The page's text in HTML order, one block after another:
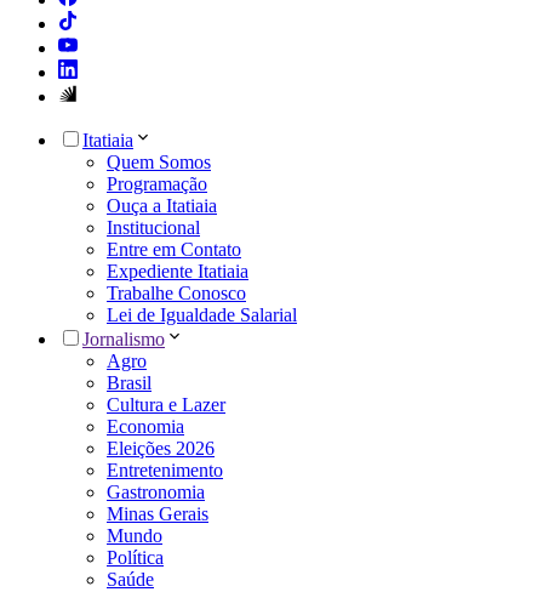
Itatiaia
Quem Somos
Programação
Ouça a Itatiaia
Institucional
Entre em Contato
Expediente Itatiaia
Trabalhe Conosco
Lei de Igualdade Salarial
Jornalismo
Agro
Brasil
Cultura e Lazer
Economia
Eleições 2026
Entretenimento
Gastronomia
Minas Gerais
Mundo
Política
Saúde